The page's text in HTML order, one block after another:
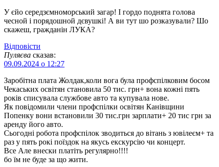
У єйо середзємноморський загар! І гордо поднята голова
чесной і порядошной дєвушкі! А ви тут шо розказували? Шо
скажеш, гражданін ЛУКА?
Відповіcти
Пуляєва сказав:
09.09.2024 о 12:27
Заробітна плата Жолдак,коли вога була профспілковим босом
Чекаських освітян становила 50 тис. грн+ вона кожні пять
років списувала службове авто та купувала нове.
Як повідомили члени профспілки освітян Канівщини
Попенку вони встановили 30 тис.грн зарплати+ 20 тис грн за
аренду його авто.
Сьогодні робота профспілок зводиться до вітань з ювілеєм+ та
раз у пять рокі поїздок на якусь екскурсію чи концерт.
Все Але внески платіть регулярно!!!!
бо їм не буде за що жити.